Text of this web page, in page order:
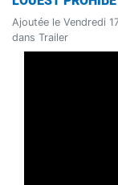
Ajoutée le Vendredi
dans Trailer